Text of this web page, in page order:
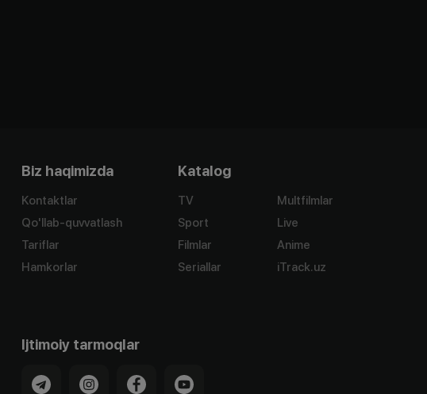
Biz haqimizda
Kontaktlar
Qo'llab-quvvatlash
Tariflar
Hamkorlar
Katalog
TV
Sport
Filmlar
Seriallar
Multfilmlar
Live
Anime
iTrack.uz
Ijtimoiy tarmoqlar